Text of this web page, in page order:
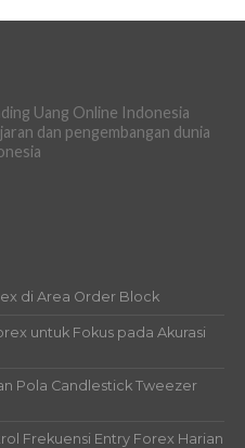
Uang Online Indonesia
dan pengembangan dunia
di Area Order Block
untuk Fokus pada Akurasi
Pola Candlestick Tweezer
Frekuensi Entry Forex Harian